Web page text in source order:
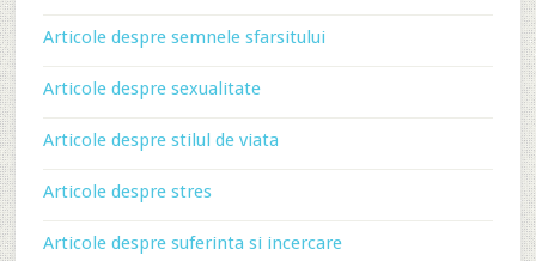
Articole despre semnele sfarsitului
Articole despre sexualitate
Articole despre stilul de viata
Articole despre stres
Articole despre suferinta si incercare